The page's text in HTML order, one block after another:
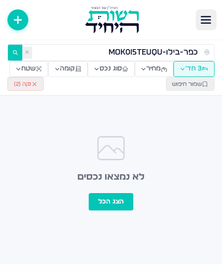
דירות למכירה ולהשכרה — רשות היחיד ✕
3 חד׳ מחיר סוג נכס קומה שטח
שמור חיפוש נקה (2
)
לא נמצאו נכסים
הצג הכל